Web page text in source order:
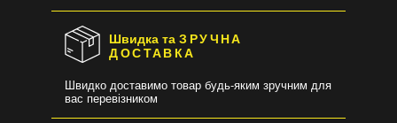
Швидка таЗРУЧНА
ДОСТАВКА
Швидко доставимо товар будь-яким зручним для
вас перевізником